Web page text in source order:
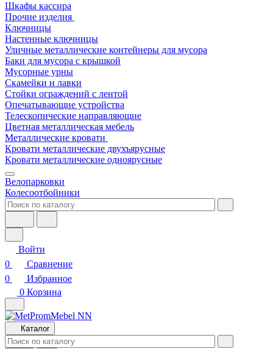
Шкафы кассира
Прочие изделия
Ключницы
Настенные ключницы
Уличные металлические контейнеры для мусора
Баки для мусора с крышкой
Мусорные урны
Скамейки и лавки
Стойки ограждений с лентой
Опечатывающие устройства
Телескопические направляющие
Цветная металлическая мебель
Металлические кровати
Кровати металлические двухъярусные
Кровати металлические одноярусные
Велопарковки
Колесоотбойники
Войти
0
Сравнение
0
Избранное
0 Корзина
Каталог